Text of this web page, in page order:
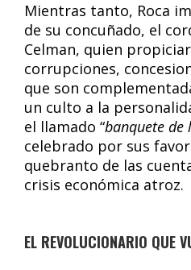
Mientras tanto, Roca
de su concuñado, el
Celman, quien
corrupciones,
que son
un culto a la
el llamado “banquete de
celebrado por sus
quebranto de las
crisis económica atroz.
EL REVOLUCIONARIO QUE